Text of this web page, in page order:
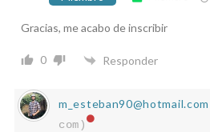
Gracias, me acabo de inscribir
0 Responder
m_esteban90@hotmail.com
com)